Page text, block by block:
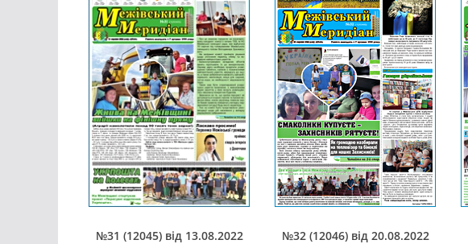
№31 (12045) від 13.08.2022 №32 (12046) від 20.08.2022